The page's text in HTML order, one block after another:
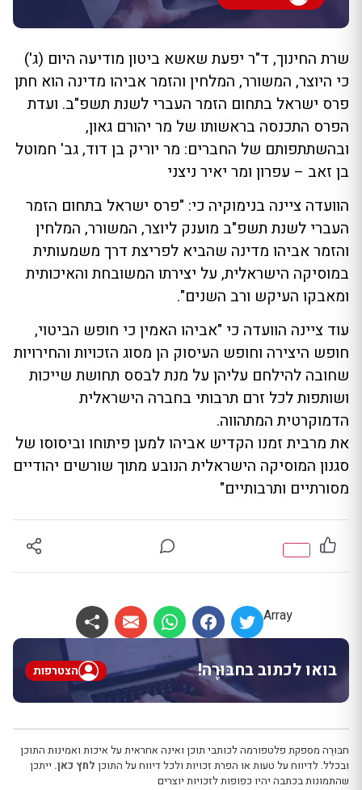
שרת החינוך, ד"ר יפעת שאשא ביטון מודיעה היום (ג')
כי היוצר, המשורר, המלחין והזמר אביהו מדינה הוא חתן
פרס ישראל בתחום הזמר העברי לשנת תשפ"ב. ועדת
הפרס התכנסה בראשותו של מר יהורם גאון,
ובהשתתפותם של החברים: מר יוריק בן דוד, גב' חמוטל
בן זאב – עפרון ומר יאיר ניצני
הוועדה ציינה בנימוקיה כי: "פרס ישראל בתחום הזמר
העברי לשנת תשפ"ב מוענק ליוצר, המשורר, המלחין
והזמר אביהו מדינה שהביא לפריצת דרך משמעותית
במוסיקה הישראלית, על יצירתו המשובחת והאיכותית
ומאבקו העיקש ורב השנים".
עוד ציינה הוועדה כי "אביהו האמין כי חופש הביטוי,
חופש היצירה וחופש העיסוק הן מסוג הזכויות והחירויות
שחובה להילחם עליהן על מנת לבסס תחושת שייכות
ושותפות לכל זרם תרבותי בחברה הישראלית
הדמוקרטית המתהווה.
את מרבית זמנו הקדיש אביהו למען פיתוחו וביסוסו של
סגנון המוסיקה הישראלית הנובע מתוך שורשים יהודיים
מסורתיים ותרבותיים"
Array
בואו לכתוב בחבּוּרֶה! הצטרפות
חבּוּרֶה מספקת פלטפורמה לכותבי תוכן ואינה אחראית על איכות ואמינות התוכן
ובכלל. לדיווח על טעות או הפרת זכויות ולכל דיווח על התוכן לחץ כאן. ייתכן
שהתמונות בכתבה יהיו כפופות לזכויות יוצרים